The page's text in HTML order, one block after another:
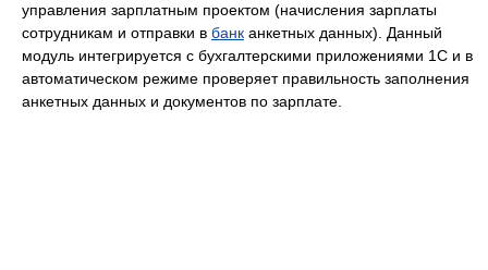
управления зарплатным проектом (начисления зарплаты
сотрудникам и отправки в банк анкетных данных). Данный
модуль интегрируется с бухгалтерскими приложениями 1С и в
автоматическом режиме проверяет правильность заполнения
анкетных данных и документов по зарплате.